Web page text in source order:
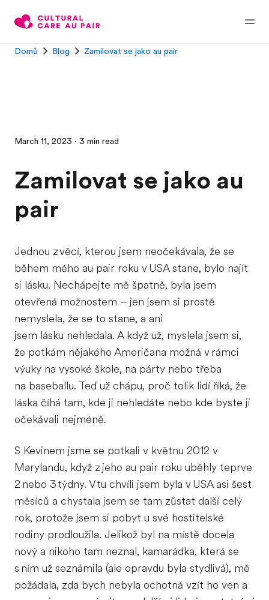
Domů Blog Zamilovat se jako au pair
March 11, 2023 · 3 min read
Zamilovat se jako au
pair
Jednou z věcí, kterou jsem neočekávala, že se
během mého au pair roku v USA stane, bylo najít
si lásku. Nechápejte mě špatně, byla jsem
otevřená možnostem – jen jsem si prostě
nemyslela, že se to stane, a ani
jsem lásku nehledala. A když už, myslela jsem si,
že potkám nějakého Američana možná v rámci
výuky na vysoké škole, na párty nebo třeba
na baseballu. Teď už chápu, proč tolik lidí říká, že
láska číhá tam, kde ji nehledáte nebo kde byste ji
očekávali nejméně.
S Kevinem jsme se potkali v květnu 2012 v
Marylandu, když z jeho au pair roku uběhly teprve
2 nebo 3 týdny. V tu chvíli jsem byla v USA asi šest
měsíců a chystala jsem se tam zůstat další celý
rok, protože jsem si pobyt u své hostitelské
rodiny prodloužila. Jelikož byl na místě docela
nový a nikoho tam neznal, kamarádka, která se
s ním už seznámila (ale opravdu byla stydlivá), mě
požádala, zda bych nebyla ochotná vzít ho ven a